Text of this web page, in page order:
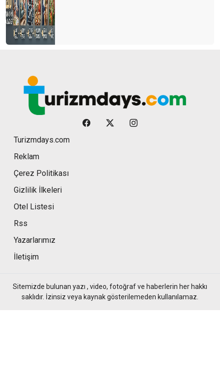
Turizmdays.com
Reklam
Çerez Politikası
Gizlilik İlkeleri
Otel Listesi
Rss
Yazarlarımız
İletişim
Sitemizde bulunan yazı , video, fotoğraf ve haberlerin her hakkı
saklıdır. İzinsiz veya kaynak gösterilemeden kullanılamaz.